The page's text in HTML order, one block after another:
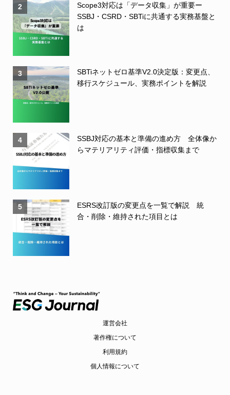
2
Scope3対応は「データ収集」が重要ー
SSBJ・CSRD・SBTiに共通する実務基盤と
は
3
SBTiネットゼロ基準V2.0決定版：変更点、
移行スケジュール、実務ポイントを解説
4
SSBJ対応の基本と準備の進め方 全体像か
らマテリアリティ評価・指標収集まで
5
ESRS改訂版の変更点を一覧で解説 統
合・削除・維持された項目とは
運営会社
著作権について
利用規約
個人情報について